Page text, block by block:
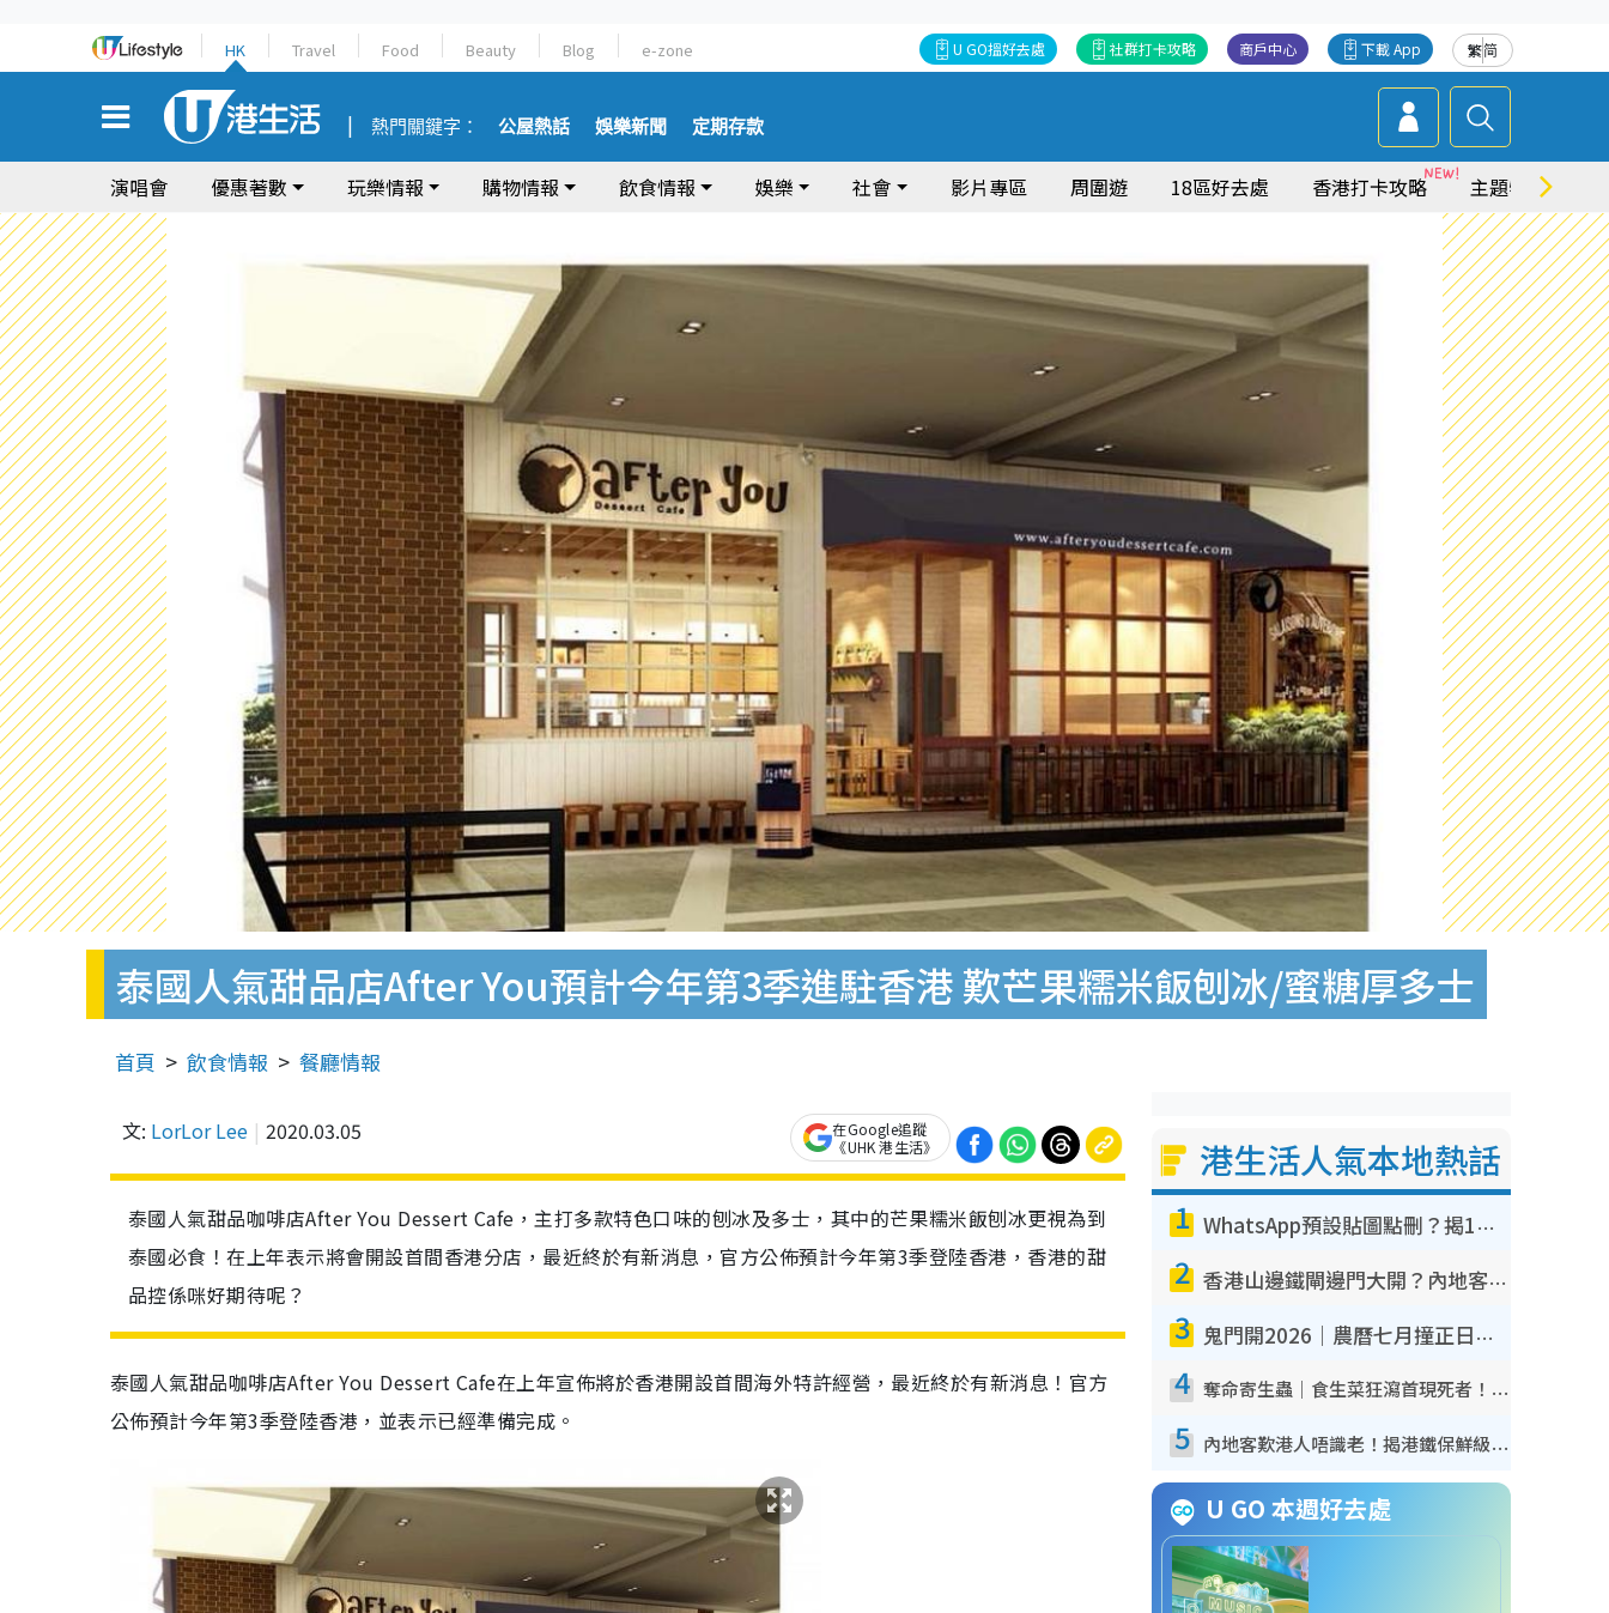
HK Travel Food Beauty Blog e-zone 繁简
下載 App
商戶中心
社群打卡攻略
U GO搵好去處
熱門關鍵字： 公屋熱話 娛樂新聞 定期存款
演唱會 優惠著數 玩樂情報 購物情報 飲食情報 娛樂 社會 影片專區 周圍遊 18區好去處 香港打卡攻略 主題特集
泰國人氣甜品店After You預計今年第3季進駐香港 歎芒果糯米飯刨冰/蜜糖厚多士
首頁 飲食情報 餐廳情報
文: LorLor Lee 2020.03.05
在Google追蹤
《UHK 港生活》
泰國人氣甜品咖啡店After You Dessert Cafe，主打多款特色口味的刨冰及多士，其中的芒果糯米飯刨冰更視為到
泰國必食！在上年表示將會開設首間香港分店，最近終於有新消息，官方公佈預計今年第3季登陸香港，香港的甜
品控係咪好期待呢？
泰國人氣甜品咖啡店After You Dessert Cafe在上年宣佈將於香港開設首間海外特許經營，最近終於有新消息！官方
公佈預計今年第3季登陸香港，並表示已經準備完成。
港生活人氣本地熱話
1 WhatsApp預設貼圖點刪？揭1招「反向操作」還原簡潔介面 附3步實測教學
2 香港山邊鐵閘邊門大開？內地客困惑意義何在！網民神回覆：呢種叫法理性防禦
3 鬼門開2026｜農曆七月撞正日全食特別邪？專家警告切忌做一事！揭4大禁忌+2招保平安
4 奪命寄生蟲｜食生菜狂瀉首現死者！疫潮惡化錄1.8萬宗病例 揭洗菜3大謬誤
5 內地客歎港人唔識老！揭港鐵保鮮級冷氣 港人求放過：咪投訴
U GO 本週好去處